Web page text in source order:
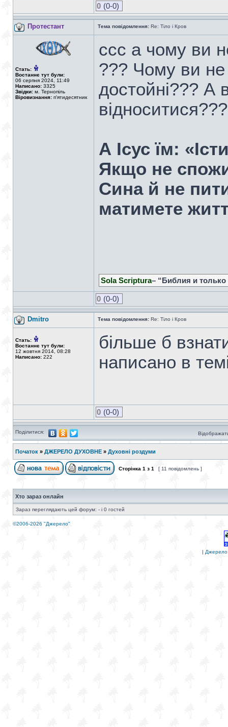
0 (0-0)
Протестант Тема повідомлення: Re: Тіло і Кров
Стать:
Востаннє тут були:
06 серпня 2024, 11:49
Написано: 3325
Звідки: м. Тернопіль
Віровизнання: п'ятидесятник
ссс а чому ви
??? Чому ви не
достойні??? А
відноситися???
А Ісус їм:
Якщо не
Сина й не
матимете
Sola Scriptura– “Библия и
0 (0-0)
Dmitro Тема повідомлення: Re: Тіло і Кров
Стать:
Востаннє тут були:
12 жовтня 2014, 08:28
Написано: 222
більше б
написано в
0 (0-0)
Поділитися:
Початок » ДЖЕРЕЛО ДУХОВНЕ » Духовні роздуми
Сторінка 1 з 1 [ 11 повідомлень ]
Хто зараз онлайн
Зараз переглядають цей форум: - і 0 гостей
©2006-2026 "Джерело"
| Джерело